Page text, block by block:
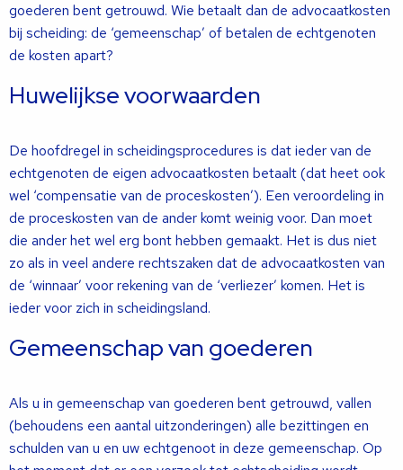
goederen bent getrouwd. Wie betaalt dan de advocaatkosten
bij scheiding: de ‘gemeenschap’ of betalen de echtgenoten
de kosten apart?
Huwelijkse voorwaarden
De hoofdregel in scheidingsprocedures is dat ieder van de
echtgenoten de eigen advocaatkosten betaalt (dat heet ook
wel ‘compensatie van de proceskosten’). Een veroordeling in
de proceskosten van de ander komt weinig voor. Dan moet
die ander het wel erg bont hebben gemaakt. Het is dus niet
zo als in veel andere rechtszaken dat de advocaatkosten van
de ‘winnaar’ voor rekening van de ‘verliezer’ komen. Het is
ieder voor zich in scheidingsland.
Gemeenschap van goederen
Als u in gemeenschap van goederen bent getrouwd, vallen
(behoudens een aantal uitzonderingen) alle bezittingen en
schulden van u en uw echtgenoot in deze gemeenschap. Op